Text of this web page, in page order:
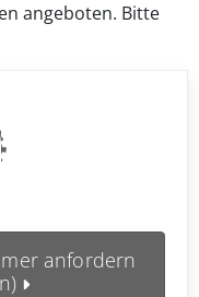
angeboten. Bitte
anfordern